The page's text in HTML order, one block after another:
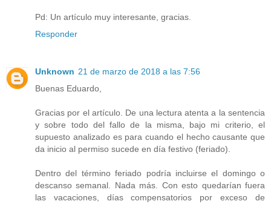
Pd: Un artículo muy interesante, gracias.
Responder
Unknown 21 de marzo de 2018 a las 7:56
Buenas Eduardo,
Gracias por el artículo. De una lectura atenta a la sentencia
y sobre todo del fallo de la misma, bajo mi criterio, el
supuesto analizado es para cuando el hecho causante que
da inicio al permiso sucede en día festivo (feriado).
Dentro del término feriado podría incluirse el domingo o
descanso semanal. Nada más. Con esto quedarían fuera
las vacaciones, días compensatorios por exceso de